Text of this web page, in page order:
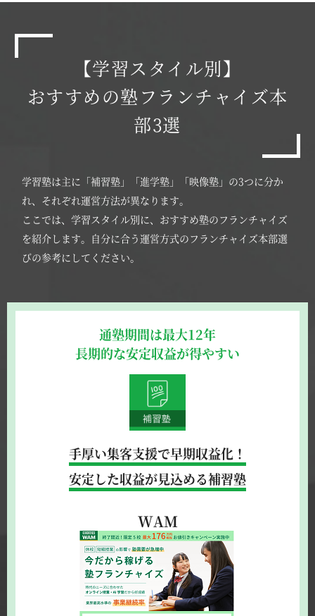
【学習スタイル別】
おすすめの塾フランチャイズ本
部3選
学習塾は主に「補習塾」「進学塾」「映像塾」の3つに分か
れ、それぞれ運営方法が異なります。
ここでは、学習スタイル別に、おすすめ塾のフランチャイズ
を紹介します。自分に合う運営方式のフランチャイズ本部選
びの参考にしてください。
通塾期間は最大12年
長期的な安定収益が得やすい
手厚い集客支援で早期収益化！
安定した収益が見込める補習塾
WAM